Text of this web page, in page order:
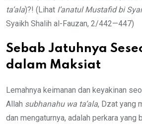
ta’ala)?! (Lihat I’anatul Mustafid bi
Syaikh Shalih al-Fauzan, 2/442—447)
Sebab Jatuhnya
d alam Maksiat
Lemahnya keimanan dan keyakinan
Allah subhanahu wa ta’ala, Dzat yang
dan mengaturnya, adalah perkara yang